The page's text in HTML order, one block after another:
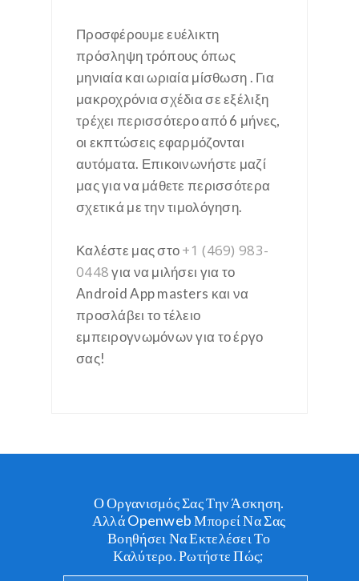
Προσφέρουμε ευέλικτη
πρόσληψη τρόπους όπως
μηνιαία και ωριαία μίσθωση . Για
μακροχρόνια σχέδια σε εξέλιξη
τρέχει περισσότερο από 6 μήνες,
οι εκπτώσεις εφαρμόζονται
αυτόματα. Επικοινωνήστε μαζί
μας για να μάθετε περισσότερα
σχετικά με την τιμολόγηση.
Καλέστε μας στο+1 (469) 983-
0448για να μιλήσει για το
Android App masters και να
προσλάβει το τέλειο
εμπειρογνωμόνων για το έργο
σας!
Ο Οργανισμός Σας Την Άσκηση.
Αλλά Openweb Μπορεί Να Σας
Βοηθήσει Να Εκτελέσει Το
Καλύτερο. Ρωτήστε Πώς;